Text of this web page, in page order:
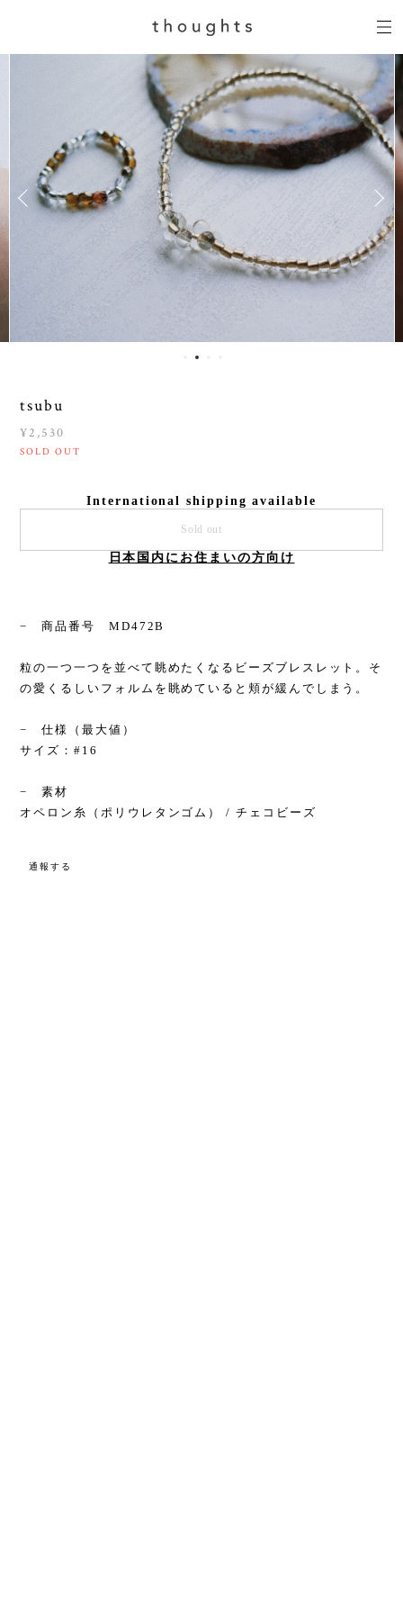
tsubu
¥2,530
SOLD OUT
International shipping available
Sold out
日本国内にお住まいの方向け
− 商品番号 MD472B
粒の一つ一つを並べて眺めたくなるビーズブレスレット。そ
の愛くるしいフォルムを眺めていると頬が緩んでしまう。
− 仕様（最大値）
サイズ：#16
− 素材
オペロン糸（ポリウレタンゴム） / チェコビーズ
通報する